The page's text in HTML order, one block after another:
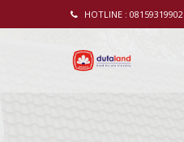
HOTLINE : 08159319902